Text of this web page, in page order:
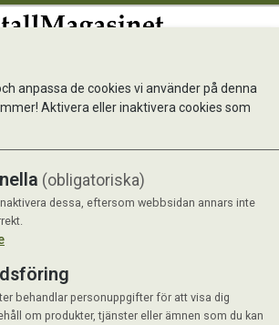
Ginger
anpassa de cookies vi använder på denna
Aktivera eller inaktivera cookies som
(obligatoriska)
dessa, eftersom webbsidan annars inte
behandlar personuppgifter för att visa dig
om produkter, tjänster eller ämnen som du kan